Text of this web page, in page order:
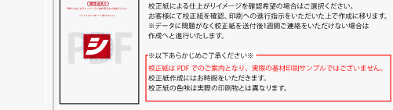
18,859円 24,114円 28,336円 33,485円
19,651円 25,236円
20,463円 26,368円 31,088円 36,846円
27,489円 32,458円 38,519円